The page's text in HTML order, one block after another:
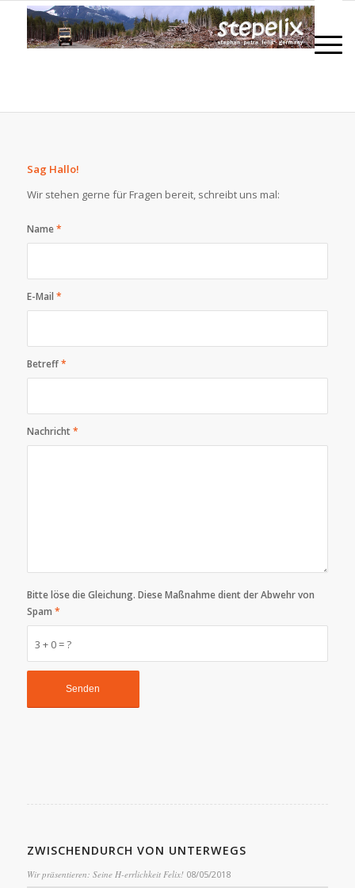
Sag Hallo!
Wir stehen gerne für Fragen bereit, schreibt uns mal:
Name*
E-Mail *
Betreff*
Nachricht*
3 + 0 = ?
Bitte löse die Gleichung. Diese Maßnahme dient der Abwehr von
Spam *
ZWISCHENDURCH VON UNTERWEGS
Wir präsentieren: Seine H-errlichkeit Felix! 08/05/2018